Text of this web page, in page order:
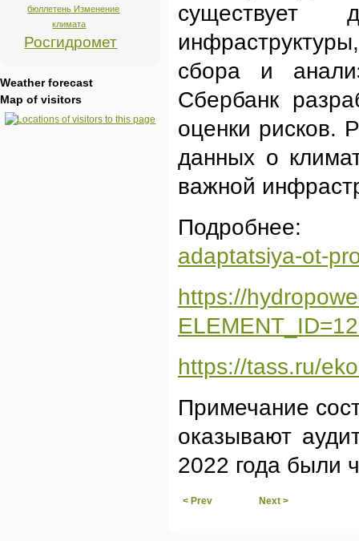
сбора и
Сбербанк
оценки рисков.
данных о
важной
Подробнее:
adaptatsiya-ot-
https://
https://tass.ru/
Примечание
оказывают
2022 года были
< Prev Next >
бюллетень Изменение
климата
Росгидромет
Weather forecast
Map of visitors